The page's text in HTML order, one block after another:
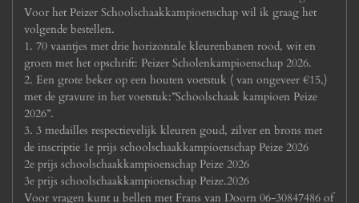
Voor het Peizer Schoolschaakkampioenschap wil ik graag het
volgende bestellen.
1. 70 vaantjes met drie horizontale kleurenbanen rood, wit en
groen met het opschrift: Peizer Scholenkampioenschap 2026.
2. Een grote beker op een houten voetstuk ( van ongeveer €15,)
met de gravure in het voetstuk:”Schoolschaak kampioen Peize
2026”.
3. 3 medailles respectievelijk kleuren goud, zilver en brons met
de inscriptie 1e prijs schoolschaakkampioenschap Peize 2026
2e prijs schoolschaakkampioenschap Peize 2026
3e prijs schoolschaakkampioenschap Peize.2026
Voor vragen kunt u bellen met Frans van Doorn 06-30847486 of